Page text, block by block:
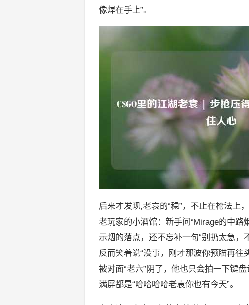
像焊在手上”。
后来才发现,老袁的“稳”，不止在枪法上
老玩家的小酒馆：新手问“Mirage的中路
示烟的落点，还不忘补一句“别扔太急，
反而笑着说“没事，刚才那波你预瞄再
被对面“老六”阴了，他也只会拍一下键
满屏都是“哈哈哈哈老袁你也有今天”。